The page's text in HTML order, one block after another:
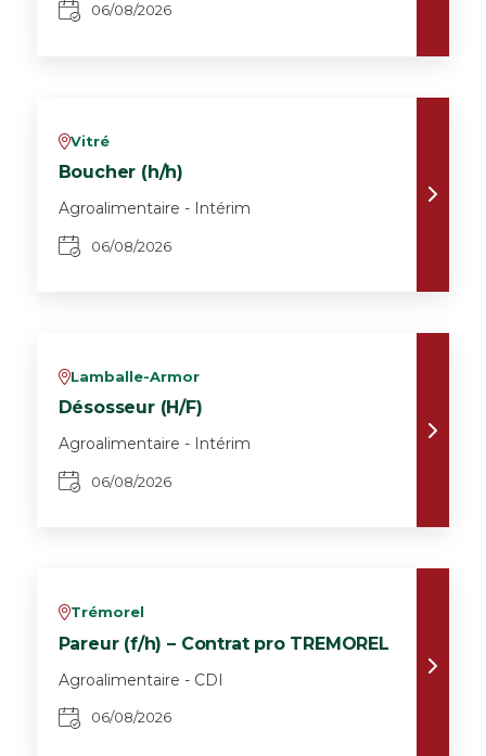
06/08/2026
vVitré
Boucher (h/h)
Agroalimentaire - Intérim
06/08/2026
vLamballe-Armor
Désosseur (H/F)
Agroalimentaire - Intérim
06/08/2026
vTrémorel
Pareur (f/h) – Contrat pro TREMOREL
Agroalimentaire - CDI
06/08/2026